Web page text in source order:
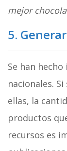
mejor
5.
Se han
nacionales.
ellas, la
productos
recursos es